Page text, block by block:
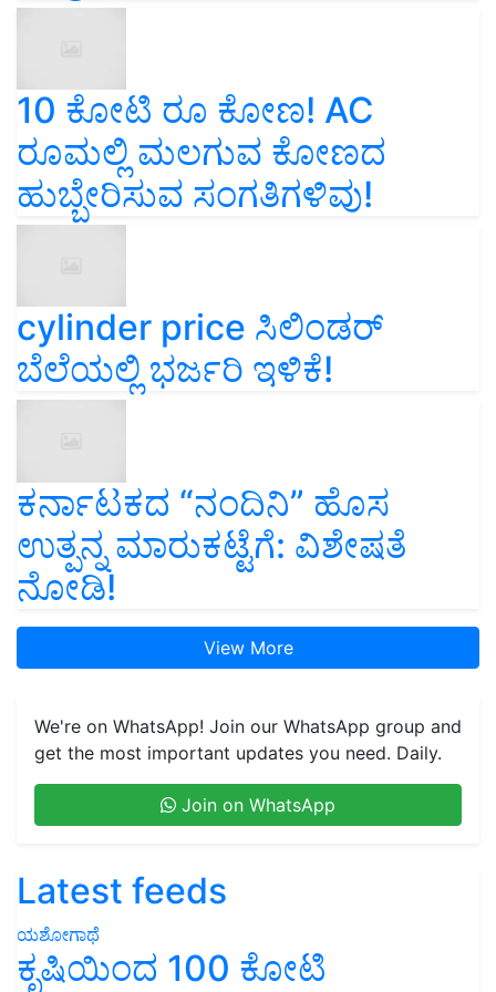
10 ಕೋಟಿ ರೂ ಕೋಣ! AC
ರೂಮಲ್ಲಿ ಮಲಗುವ ಕೋಣದ
ಹುಬ್ಬೇರಿಸುವ ಸಂಗತಿಗಳಿವು!
cylinder price ಸಿಲಿಂಡರ್‌
ಬೆಲೆಯಲ್ಲಿ ಭರ್ಜರಿ ಇಳಿಕೆ!
ಕರ್ನಾಟಕದ “ನಂದಿನಿ” ಹೊಸ
ಉತ್ಪನ್ನ ಮಾರುಕಟ್ಟೆಗೆ: ವಿಶೇಷತೆ
ನೋಡಿ!
View More
We're on WhatsApp! Join our WhatsApp group and
get the most important updates you need. Daily.
Join on WhatsApp
Latest feeds
ಯಶೋಗಾಥೆ
ಕೃಷಿಯಿಂದ 100 ಕೋಟಿ